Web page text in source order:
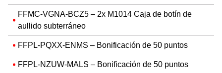
FFMC-VGNA-BCZ5 – 2x M1014 Caja de botín de
aullido subterráneo
FFPL-PQXX-ENMS – Bonificación de 50 puntos
FFPL-NZUW-MALS – Bonificación de 50 puntos